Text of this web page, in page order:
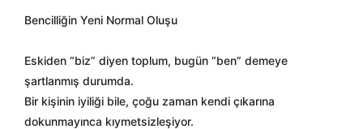
Bencilliğin Yeni Normal Oluşu
Eskiden “biz” diyen toplum, bugün “ben” demeye
şartlanmış durumda.
Bir kişinin iyiliği bile, çoğu zaman kendi çıkarına
dokunmayınca kıymetsizleşiyor.